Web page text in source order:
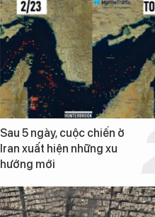
Sau 5 ngày, cuộc chiến ở
Iran xuất hiện những xu
hướng mới